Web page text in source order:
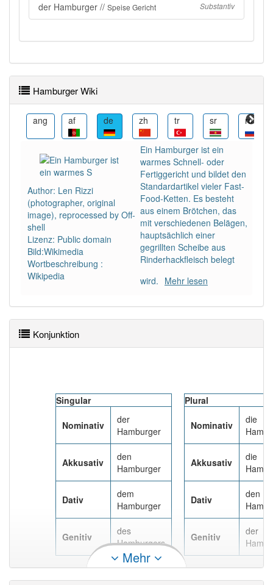
Wörter mit Endung-hamburger: 2
Wörter mit Endung
80% unserer Spielapp-Nutzer haben den Artikel
korrekt erraten.
der Hamburger // Speise Gericht Substantiv
Hamburger Wiki
ang af de zh tr sr ru
Author: Len Rizzi
(photographer, original
image), reprocessed by Off-
shell
Lizenz: Public domain
Bild:Wikimedia
Wortbeschreibung :
Wikipedia
Ein Hamburger ist ein
warmes Schnell- oder
Fertiggericht und bildet den
Standardartikel vieler Fast-
Food-Ketten. Es besteht
aus einem Brötchen, das
mit verschiedenen Belägen,
hauptsächlich einer
gegrillten Scheibe aus
Rinderhackfleisch belegt
wird. Mehr lesen
Konjunktion
Singular
Nominativ
der
Hamburger
Akkusativ
den
Hamburger
Dativ
dem
Hamburger
Genitiv
des
Hamburgers
Plural
Nominativ
die
Akkusativ
die
Dativ
den
Genitiv
der
Mehr